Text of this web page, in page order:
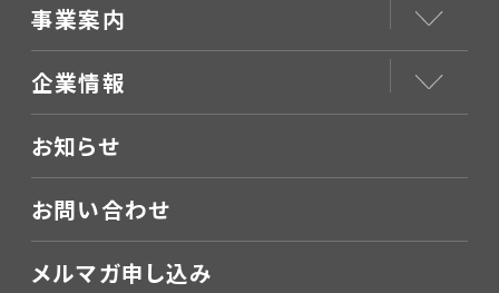
事業案内
企業情報
お知らせ
お問い合わせ
メルマガ申し込み